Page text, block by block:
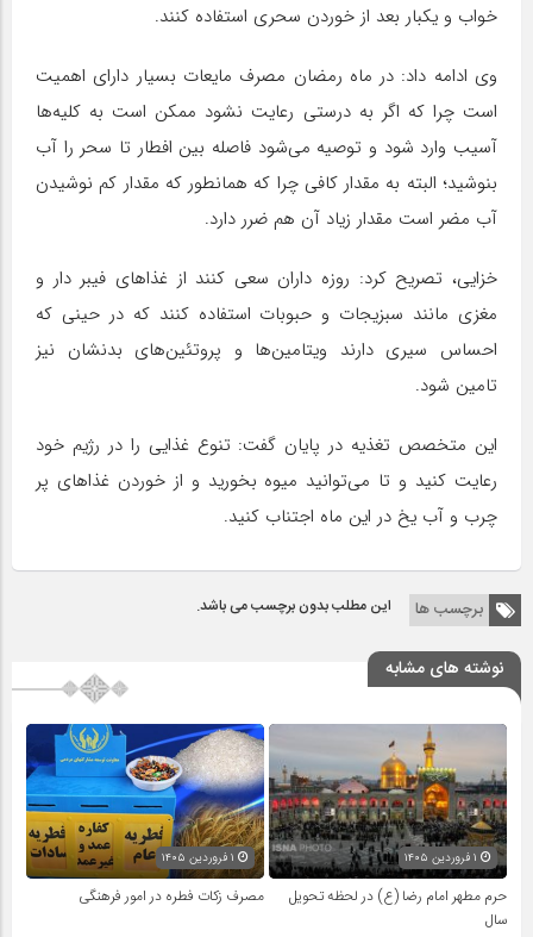
خواب و یکبار بعد از خوردن سحری استفاده کنند.
وی ادامه داد: در ماه رمضان مصرف مایعات بسیار دارای اهمیت
است چرا که اگر به درستی رعایت نشود ممکن است به کلیه‌ها
آسیب وارد شود و توصیه می‌شود فاصله بین افطار تا سحر را آب
بنوشید؛ البته به مقدار کافی چرا که همانطور که مقدار کم نوشیدن
آب مضر است مقدار زیاد آن هم ضرر دارد.
خزایی، تصریح کرد: روزه داران سعی کنند از غذاهای فیبر دار و
مغزی مانند سبزیجات و حبوبات استفاده کنند که در حینی که
احساس سیری دارند ویتامین‌ها و پروتئین‌های بدنشان نیز
تامین شود.
این متخصص تغذیه در پایان گفت: تنوع غذایی را در رژیم خود
رعایت کنید و تا می‌توانید میوه بخورید و از خوردن غذاهای پر
چرب و آب یخ در این ماه اجتناب کنید.
برچسب ها این مطلب بدون برچسب می باشد.
نوشته های مشابه
حرم مطهر امام رضا (ع) در لحظه تحویل
سال
مصرف زکات فطره در امور فرهنگی